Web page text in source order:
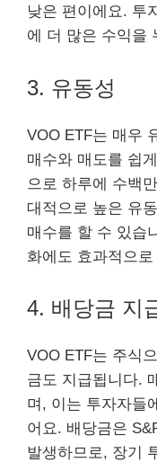
낮은 편이에요. 투
에 더 많은 수익을
3. 유동성
VOO ETF는 매우
매수와 매도를 쉽
으로 하루에 수백
대적으로 높은 유
매수를 할 수 있습
화에도 효과적으
4. 배당금 지
VOO ETF는 주식
금도 지급됩니다.
며, 이는 투자자들
어요. 배당금은
발생하므로, 장기